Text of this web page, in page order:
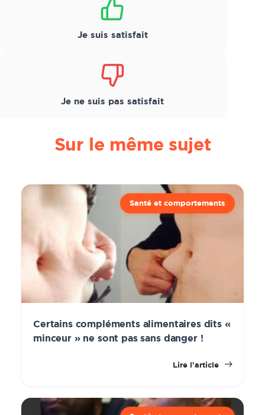
Je suis satisfait
Je ne suis pas satisfait
Sur le même sujet
Santé et comportements
Certains compléments alimentaires dits «
minceur » ne sont pas sans danger !
Lire l'article